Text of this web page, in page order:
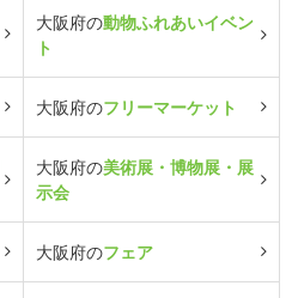
大阪府の動物ふれあいイベン
ト
大阪府のフリーマーケット
大阪府の美術展・博物展・展
示会
大阪府のフェア